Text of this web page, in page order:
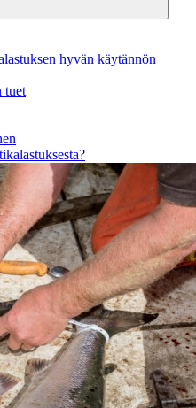
hyvän käytännön
tuet